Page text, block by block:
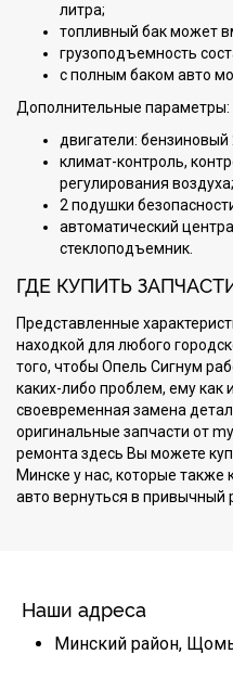
литра;
топливный бак может
грузоподъемность
с полным баком авто
Дополнительные параметры:
двигатели:
климат-контроль,
регулирования воздуха;
2 подушки
автоматический
стеклоподъемник.
ГДЕ КУПИТЬ
Представленные
находкой для любого
того, чтобы Опель Сигнум
каких-либо проблем, ему как
своевременная замена
оригинальные запчасти от
ремонта здесь Вы можете
Минске у нас, которые также
авто вернуться в
Наши адреса
Минский район,